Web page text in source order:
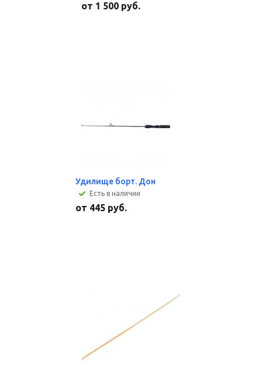
от 1 500 руб.
Удилище борт. Дон
Есть в наличии
от 445 руб.